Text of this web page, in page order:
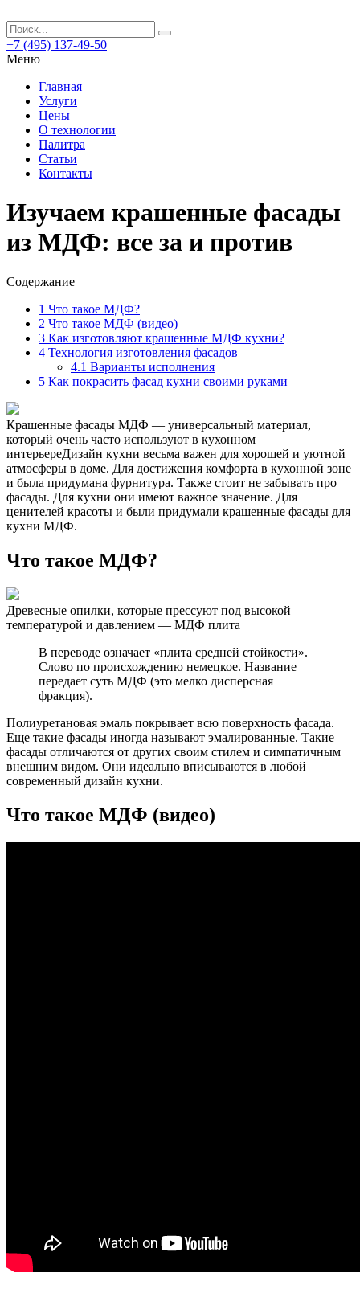
+7 (495) 137-49-50
Меню
Главная
Услуги
Цены
О технологии
Палитра
Статьи
Контакты
Изучаем крашенные фасады
из МДФ: все за и против
Содержание
1 Что такое МДФ?
2 Что такое МДФ (видео)
3 Как изготовляют крашенные МДФ кухни?
4 Технология изготовления фасадов
4.1 Варианты исполнения
5 Как покрасить фасад кухни своими руками
Крашенные фасады МДФ — универсальный материал,
который очень часто используют в кухонном
интерьереДизайн кухни весьма важен для хорошей и уютной
атмосферы в доме. Для достижения комфорта в кухонной зоне
и была придумана фурнитура. Также стоит не забывать про
фасады. Для кухни они имеют важное значение. Для
ценителей красоты и были придумали крашенные фасады для
кухни МДФ.
Что такое МДФ?
Древесные опилки, которые прессуют под высокой
температурой и давлением — МДФ плита
В переводе означает «плита средней стойкости».
Слово по происхождению немецкое. Название
передает суть МДФ (это мелко дисперсная
фракция).
Полиуретановая эмаль покрывает всю поверхность фасада.
Еще такие фасады иногда называют эмалированные. Такие
фасады отличаются от других своим стилем и симпатичным
внешним видом. Они идеально вписываются в любой
современный дизайн кухни.
Что такое МДФ (видео)